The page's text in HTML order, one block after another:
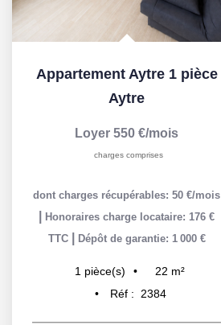
Appartement Aytre 1 pièce
Aytre
Loyer 550 €/mois
charges comprises
dont charges récupérables: 50 €/mois
Honoraires charge locataire: 176 €
TTC
Dépôt de garantie: 1 000 €
1 pièce(s) 22 m²
Réf :
2384